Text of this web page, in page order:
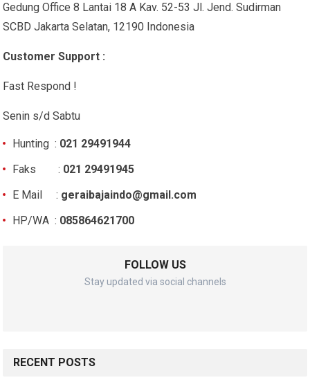
r
:
Gedung Office 8 Lantai 18 A Kav. 52-53 Jl. Jend. Sudirman
SCBD Jakarta Selatan, 12190 Indonesia
Customer Support :
Fast Respond !
Senin s/d Sabtu
Hunting : 021 29491944
Faks : 021 29491945
E Mail : geraibajaindo@gmail.com
HP/WA : 085864621700
FOLLOW US
Stay updated via social channels
RECENT POSTS